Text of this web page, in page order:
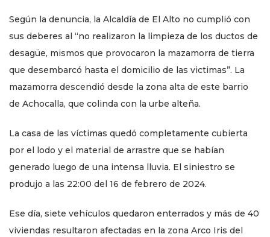
Según la denuncia, la Alcaldía de El Alto no cumplió con
sus deberes al “no realizaron la limpieza de los ductos de
desagüe, mismos que provocaron la mazamorra de tierra
que desembarcó hasta el domicilio de las victimas”. La
mazamorra descendió desde la zona alta de este barrio
de Achocalla, que colinda con la urbe alteña.
La casa de las víctimas quedó completamente cubierta
por el lodo y el material de arrastre que se habían
generado luego de una intensa lluvia. El siniestro se
produjo a las 22:00 del 16 de febrero de 2024.
Ese día, siete vehículos quedaron enterrados y más de 40
viviendas resultaron afectadas en la zona Arco Iris del